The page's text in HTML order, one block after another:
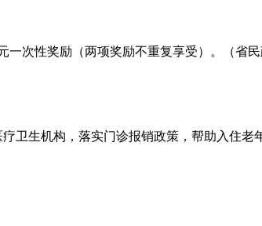
次性奖励（两项奖励不重复享受）。（省
卫生机构，落实门诊报销政策，帮助入住老